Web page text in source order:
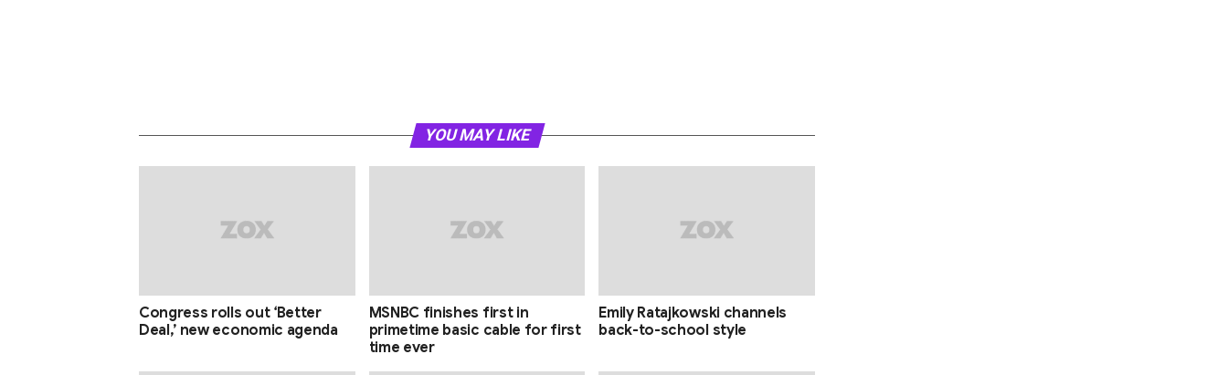
YOU MAY LIKE
Congress rolls out ‘Better
Deal,’ new economic agenda
MSNBC finishes first in
primetime basic cable for first
time ever
Emily Ratajkowski channels
back-to-school style